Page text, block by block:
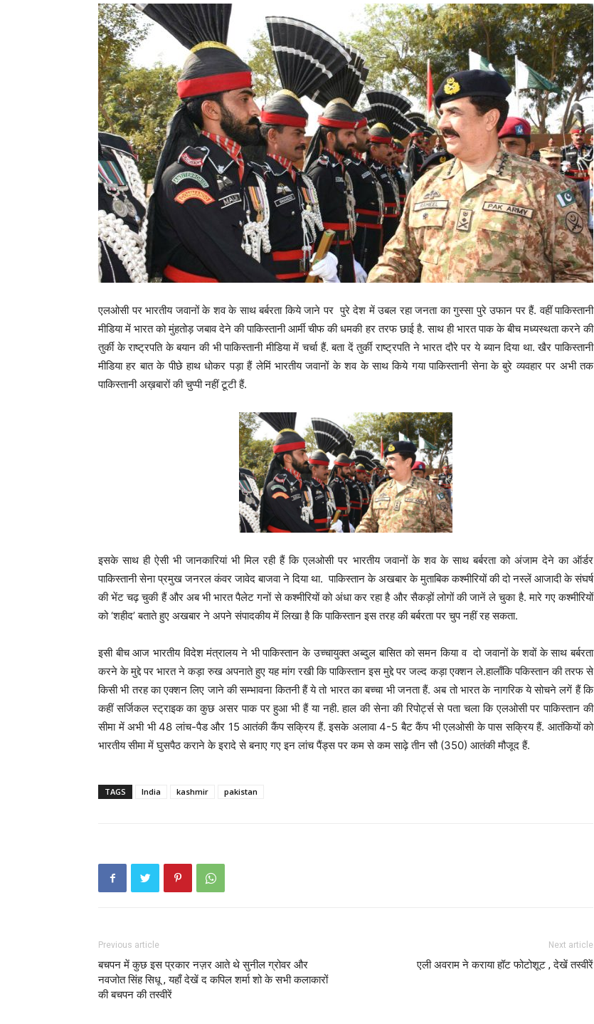
एलओसी पर भारतीय जवानों के शव के साथ बर्बरता किये जाने पर पुरे देश में उबल रहा जनता का गुस्सा पुरे उफान पर हैं. वहीं पाकिस्तानी
मीडिया में भारत को मुंहतोड़ जबाव देने की पाकिस्तानी आर्मी चीफ की धमकी हर तरफ छाई है. साथ ही भारत पाक के बीच मध्यस्थता करने की
तुर्की के राष्ट्रपति के बयान की भी पाकिस्तानी मीडिया में चर्चा हैं. बता दें तुर्की राष्ट्रपति ने भारत दौरे पर ये ब्यान दिया था. खैर पाकिस्तानी
मीडिया हर बात के पीछे हाथ धोकर पड़ा हैं लेमिं भारतीय जवानों के शव के साथ किये गया पाकिस्तानी सेना के बुरे व्यवहार पर अभी तक
पाकिस्तानी अख़बारों की चुप्पी नहीं टूटी हैं.
इसके साथ ही ऐसी भी जानकारियां भी मिल रही हैं कि एलओसी पर भारतीय जवानों के शव के साथ बर्बरता को अंजाम देने का ऑर्डर
पाकिस्तानी सेना प्रमुख जनरल कंवर जावेद बाजवा ने दिया था. पाकिस्तान के अखबार के मुताबिक कश्मीरियों की दो नस्लें आजादी के संघर्ष
की भेंट चढ़ चुकी हैं और अब भी भारत पैलेट गनों से कश्मीरियों को अंधा कर रहा है और सैकड़ों लोगों की जानें ले चुका है. मारे गए कश्मीरियों
को ‘शहीद’ बताते हुए अखबार ने अपने संपादकीय में लिखा है कि पाकिस्तान इस तरह की बर्बरता पर चुप नहीं रह सकता.
इसी बीच आज भारतीय विदेश मंत्रालय ने भी पाकिस्तान के उच्चायुक्त अब्दुल बासित को समन किया व दो जवानों के शवों के साथ बर्बरता
करने के मुद्दे पर भारत ने कड़ा रुख अपनाते हुए यह मांग रखी कि पाकिस्तान इस मुद्दे पर जल्द कड़ा एक्शन ले.हालाँकि पकिस्तान की तरफ से
किसी भी तरह का एक्शन लिए जाने की सम्भावना कितनी हैं ये तो भारत का बच्चा भी जनता हैं. अब तो भारत के नागरिक ये सोचने लगें हैं कि
कहीं सर्जिकल स्ट्राइक का कुछ असर पाक पर हुआ भी हैं या नही. हाल की सेना की रिपोर्ट्स से पता चला कि एलओसी पर पाकिस्तान की
सीमा में अभी भी 48 लांच-पैड और 15 आतंकी कैंप सक्रिय हैं. इसके अलावा 4-5 बैट कैंप भी एलओसी के पास सक्रिय हैं. आतंकियों को
भारतीय सीमा में घुसपैठ कराने के इरादे से बनाए गए इन लांच पैंड्स पर कम से कम साढ़े तीन सौ (350) आतंकी मौजूद हैं.
TAGS India kashmir pakistan
Previous article
बचपन में कुछ इस प्रकार नज़र आते थे सुनील ग्रोवर और
नवजोत सिंह सिधू , यहाँ देखें द कपिल शर्मा शो के सभी कलाकारों
की बचपन की तस्वीरें
Next article
एली अवराम ने कराया हॉट फोटोशूट , देखें तस्वीरें